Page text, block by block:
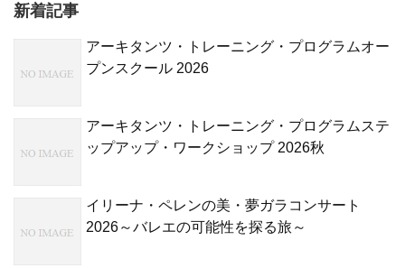
新着記事
アーキタンツ・トレーニング・プログラムオー
プンスクール 2026
アーキタンツ・トレーニング・プログラムステ
ップアップ・ワークショップ 2026秋
イリーナ・ペレンの美・夢ガラコンサート
2026～バレエの可能性を探る旅～